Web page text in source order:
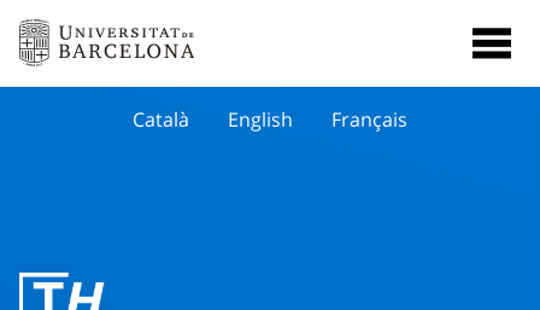
Català English Français